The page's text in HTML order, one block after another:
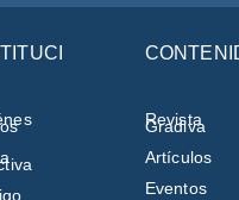
Revista
Gradiva
Artículos
Eventos